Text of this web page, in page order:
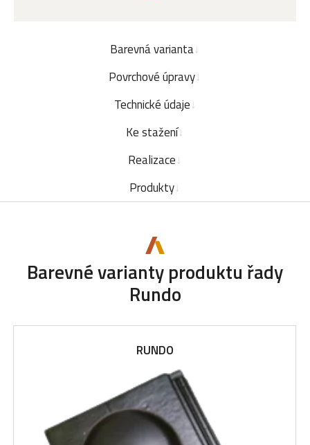
Barevná varianta
Povrchové úpravy
Technické údaje
Ke stažení
Realizace
Produkty
Barevné varianty produktu řady
Rundo
RUNDO